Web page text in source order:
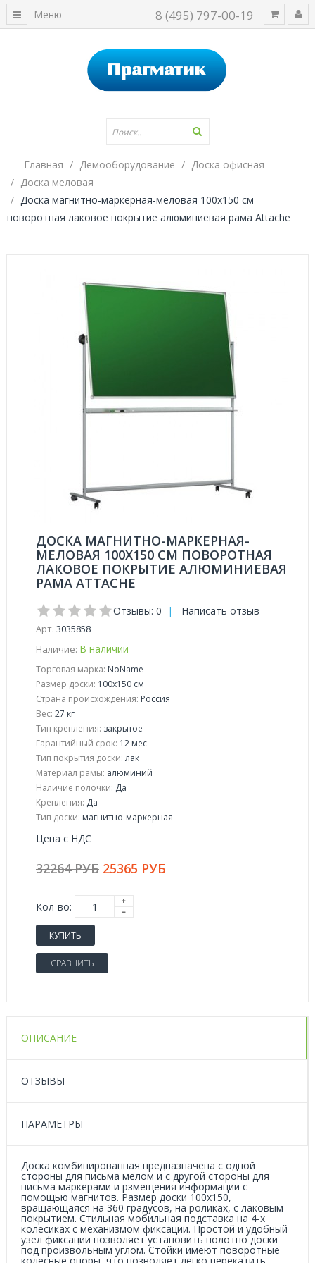
8 (495) 797-00-19
Меню
Главная Демооборудование
Доска офисная
Доска меловая
Доска магнитно-маркерная-меловая 100x150 см
поворотная лаковое покрытие алюминиевая рама Attache
ДОСКА МАГНИТНО-МАРКЕРНАЯ-
МЕЛОВАЯ 100X150 СМ ПОВОРОТНАЯ
ЛАКОВОЕ ПОКРЫТИЕ АЛЮМИНИЕВАЯ
РАМА ATTACHE
Отзывы: 0 | Написать отзыв
Арт. 3035858
Наличие: В наличии
Торговая марка: NoName
Размер доски: 100x150 см
Страна происхождения: Россия
Вес: 27 кг
Тип крепления: закрытое
Гарантийный срок: 12 мес
Тип покрытия доски: лак
Материал рамы: алюминий
Наличие полочки: Да
Крепления: Да
Тип доски: магнитно-маркерная
Цена с НДС
32264 РУБ 25365 РУБ
Кол-во:
КУПИТЬ
СРАВНИТЬ
ОПИСАНИЕ
ОТЗЫВЫ
ПАРАМЕТРЫ
Доска комбинированная предназначена с одной
стороны для письма мелом и с другой стороны для
письма маркерами и рзмещения информации с
помощью магнитов. Размер доски 100х150,
вращающаяся на 360 градусов, на роликах, с лаковым
покрытием. Стильная мобильная подставка на 4-х
колесиках с механизмом фиксации. Простой и удобный
узел фиксации позволяет установить полотно доски
под произвольным углом. Стойки имеют поворотные